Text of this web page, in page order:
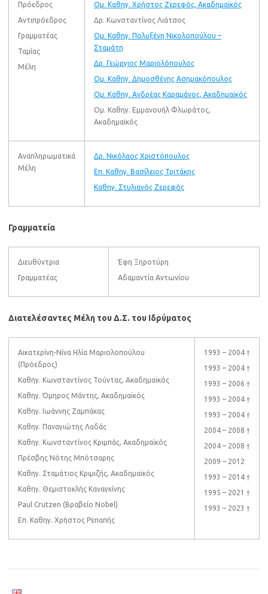
Πρόεδρος
Αντιπρόεδρος
Γραμματέας
Ταμίας
Μέλη
Ομ. Καθηγ. Χρήστος Ζερεφός, Ακαδημαϊκός
Δρ. Κωνσταντίνος Λιάτσος
Ομ. Καθηγ. Πολυξένη Νικολοπούλου –
Σταμάτη
Δρ. Γεώργιος Μαριολόπουλος
Ομ. Καθηγ. Δημοσθένης Ασημακόπουλος
Ομ. Καθηγ. Ανδρέας Καραμάνος, Ακαδημαϊκός
Ομ. Καθηγ. Eµµανουήλ Φλωράτος,
Ακαδημαϊκός
Αναπληρωματικά
Μέλη
Δρ. Νικόλαος Χριστόπουλος
Επ. Καθηγ. Βασίλειος Τριτάκης
Καθηγ. Στυλιανός Ζερεφός
Γραμματεία
Διευθύντρια
Γραμματέας
Έφη Ξηροτύρη
Αδαμαντία Αντωνίου
Διατελέσαντες Μέλη του Δ.Σ. του Ιδρύματος
Αικατερίνη-Νίνα Ηλία Μαριολοπούλου
(Πρόεδρος)
Καθηγ. Κωνσταντίνος Τούντας, Ακαδημαϊκός
Καθηγ. Όμηρος Μάντης, Ακαδημαϊκός
Καθηγ. Ιωάννης Ζαμπάκας
Καθηγ. Παναγιώτης Λαδάς
Καθηγ. Κωνσταντίνος Κριμπάς, Ακαδημαϊκός
Πρέσβης Νότης Μπότσαρης
Καθηγ. Σταμάτιος Κριμιζής, Ακαδημαϊκός
Καθηγ. Θεμιστοκλής Καναγκίνης
Paul Crutzen (Βραβείο Nobel)
Επ. Καθηγ. Χρήστος Ρεπαπής
1993 – 2004 †
1993 – 2004 †
1993 – 2006 †
1993 – 2004 †
1993 – 2004 †
2004 – 2008 †
2004 – 2008 †
2009 – 2012
1993 – 2014 †
1995 – 2021 †
1993 – 2023 †